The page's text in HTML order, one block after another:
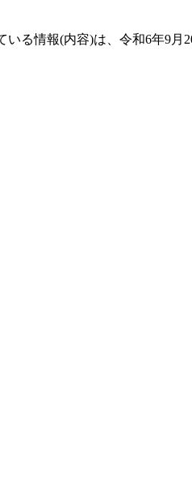
る情報(内容)は、令和6年9月